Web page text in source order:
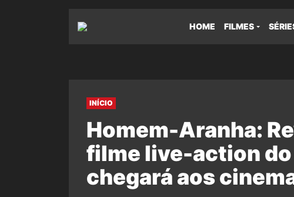
HOME FILMES
INÍCIO
Homem-Aranha:
filme live-action
chegará aos